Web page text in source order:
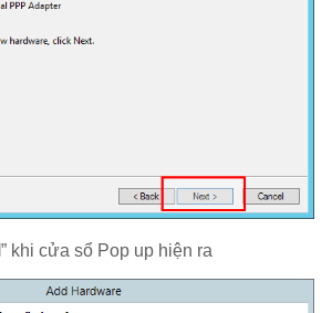
” khi cửa sổ Pop up hiện ra